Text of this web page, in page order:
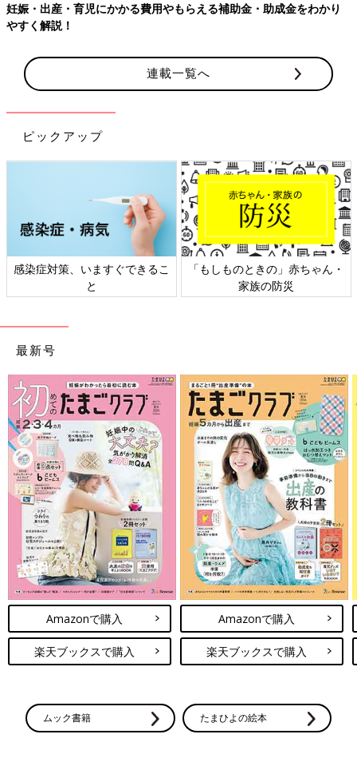
妊娠・出産・育児にかかる費用やもらえる補助金・助成金をわかり
やすく解説！
連載一覧へ
ピックアップ
感染症対策、いますぐできるこ
と
「もしものときの」赤ちゃん・
家族の防災
最新号
Amazonで購入
楽天ブックスで購入
Amazonで購入
楽天ブックスで購入
ムック書籍 たまひよの絵本